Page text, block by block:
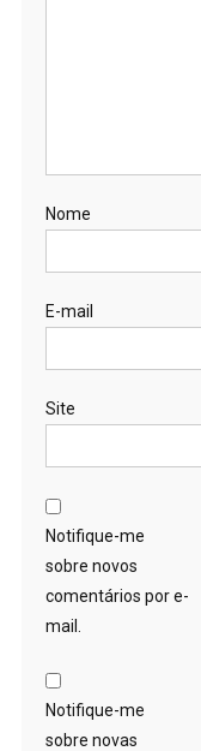
Nome
E-mail
Site
Notifique-me
sobre novos
comentários por e-
mail.
Notifique-me
sobre novas